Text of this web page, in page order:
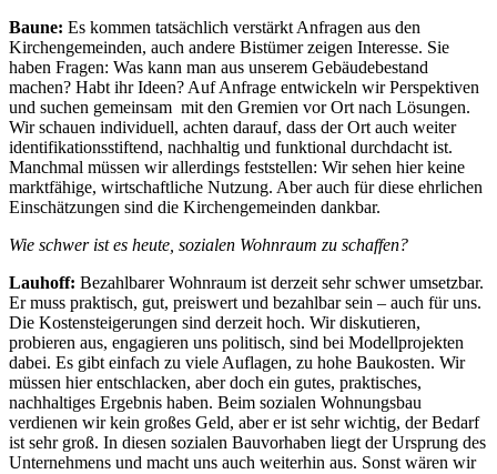
Baune: Es kommen tatsächlich verstärkt Anfragen aus den
Kirchengemeinden, auch andere Bistümer zeigen Interesse. Sie
haben Fragen: Was kann man aus unserem Gebäudebestand
machen? Habt ihr Ideen? Auf Anfrage entwickeln wir Perspektiven
und suchen gemeinsam mit den Gremien vor Ort nach Lösungen.
Wir schauen individuell, achten darauf, dass der Ort auch weiter
identifikationsstiftend, nachhaltig und funktional durchdacht ist.
Manchmal müssen wir allerdings feststellen: Wir sehen hier keine
marktfähige, wirtschaftliche Nutzung. Aber auch für diese ehrlichen
Einschätzungen sind die Kirchengemeinden dankbar.
Wie schwer ist es heute, sozialen Wohnraum zu schaffen?
Lauhoff: Bezahlbarer Wohnraum ist derzeit sehr schwer umsetzbar.
Er muss praktisch, gut, preiswert und bezahlbar sein – auch für uns.
Die Kostensteigerungen sind derzeit hoch. Wir diskutieren,
probieren aus, engagieren uns politisch, sind bei Modellprojekten
dabei. Es gibt einfach zu viele Auflagen, zu hohe Baukosten. Wir
müssen hier entschlacken, aber doch ein gutes, praktisches,
nachhaltiges Ergebnis haben. Beim sozialen Wohnungsbau
verdienen wir kein großes Geld, aber er ist sehr wichtig, der Bedarf
ist sehr groß. In diesen sozialen Bauvorhaben liegt der Ursprung des
Unternehmens und macht uns auch weiterhin aus. Sonst wären wir